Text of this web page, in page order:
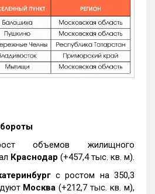
объемов жилищного
Краснодар (+457,4 тыс. кв. м).
с ростом на 350,3
Москва (+212,7 тыс. кв. м),